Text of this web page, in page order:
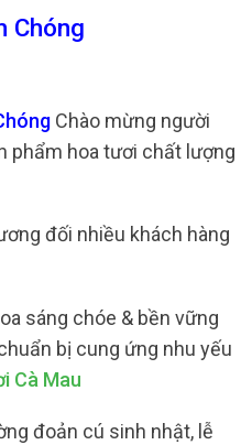
Chóng
Chào mừng người
phẩm hoa tươi chất lượng
đối nhiều khách hàng
sáng chóe & bền vững
bị cung ứng nhu yếu
Cà Mau
đoản cú sinh nhật, lễ